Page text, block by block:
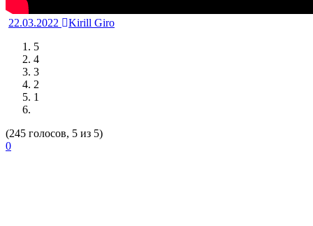
22.03.2022
Kirill Giro
5
4
3
2
1
(245 голосов, 5 из 5)
0